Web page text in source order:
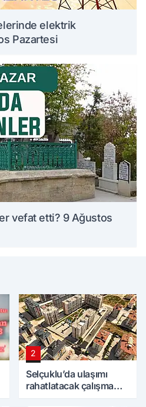
elektrik
Pazartesi
vefat etti? 9 Ağustos
2
Selçuklu’da ulaşımı
rahatlatacak çalışma